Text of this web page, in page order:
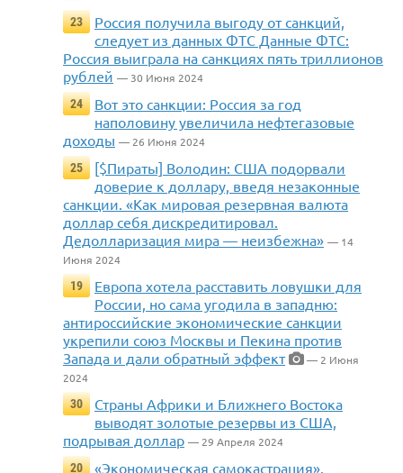
23
Россия получила выгоду от санкций,
следует из данных ФТС Данные ФТС:
Россия выиграла на санкциях пять триллионов
рублей — 30 Июня 2024
24
Вот это санкции: Россия за год
наполовину увеличила нефтегазовые
доходы — 26 Июня 2024
25
[$Пираты] Володин: США подорвали
доверие к доллару, введя незаконные
санкции. «Как мировая резервная валюта
доллар себя дискредитировал.
Дедолларизация мира — неизбежна» — 14
Июня 2024
19
Европа хотела расставить ловушки для
России, но сама угодила в западню:
антироссийские экономические санкции
укрепили союз Москвы и Пекина против
Запада и дали обратный эффект
— 2 Июня
2024
30
Страны Африки и Ближнего Востока
выводят золотые резервы из США,
подрывая доллар — 29 Апреля 2024
20
«Экономическая самокастрация».